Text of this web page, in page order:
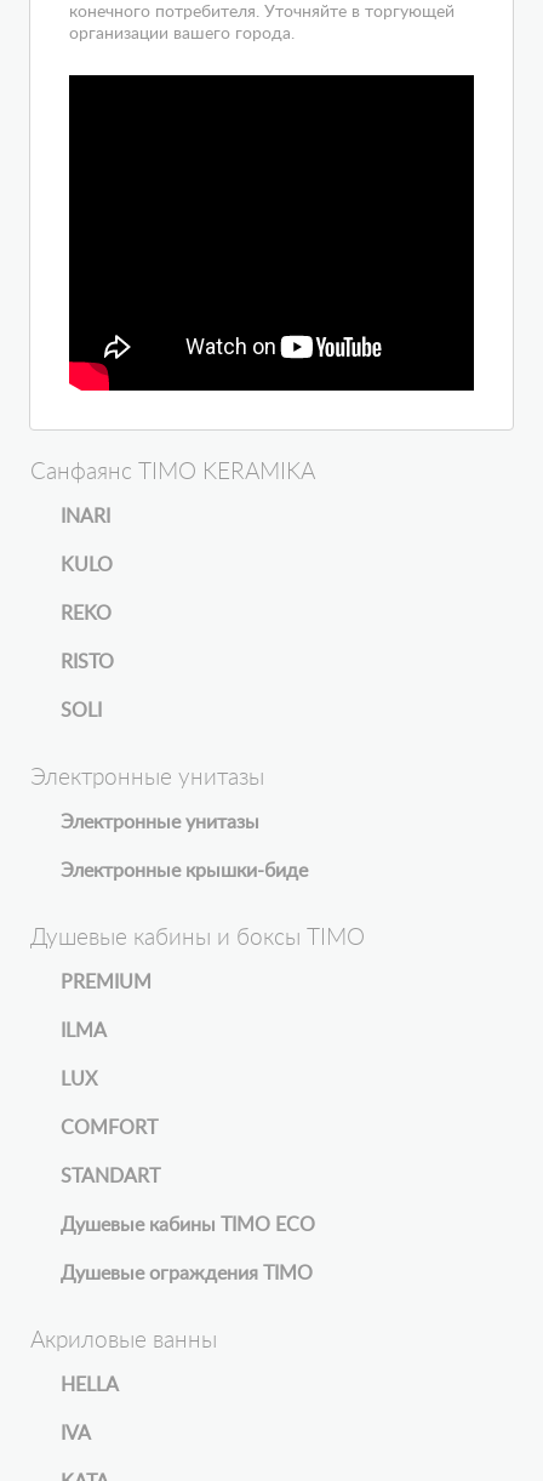
конечного потребителя. Уточняйте в торгующей
организации вашего города.
Санфаянс TIMO KERAMIKA
INARI
KULO
REKO
RISTO
SOLI
Электронные унитазы
Электронные унитазы
Электронные крышки-биде
Душевые кабины и боксы TIMO
PREMIUM
ILMA
LUX
COMFORT
STANDART
Душевые кабины TIMO ECO
Душевые ограждения TIMO
Акриловые ванны
HELLA
IVA